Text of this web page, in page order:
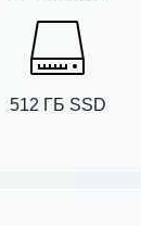
512 ГБ SSD